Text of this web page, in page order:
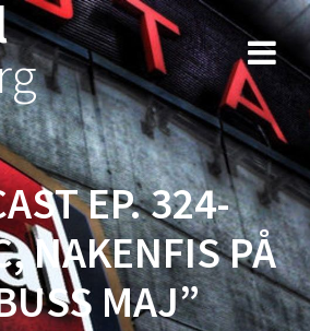
Hoppa
till
innehåll
EP. 324-
NAKENFIS PÅ
MAJ”